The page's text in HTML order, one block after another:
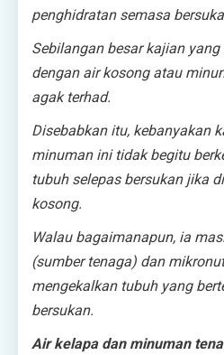
penghidratan semasa
Sebilangan besar kajian
dengan air kosong atau
agak terhad.
Disebabkan itu, kebanyakan
minuman ini tidak begitu
tubuh selepas bersukan jika
kosong.
Walau bagaimanapun, ia
(sumber tenaga) dan
mengekalkan tubuh yang
bersukan.
Air kelapa dan minuman